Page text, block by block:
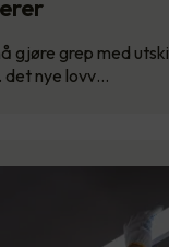
gjøre grep med
det nye lovv…